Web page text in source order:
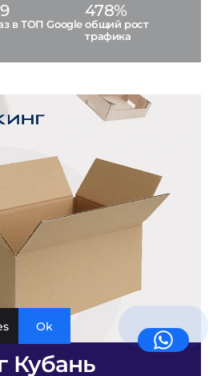
Кубань
в ТОП Google
478%
общий рост
трафика
Ok